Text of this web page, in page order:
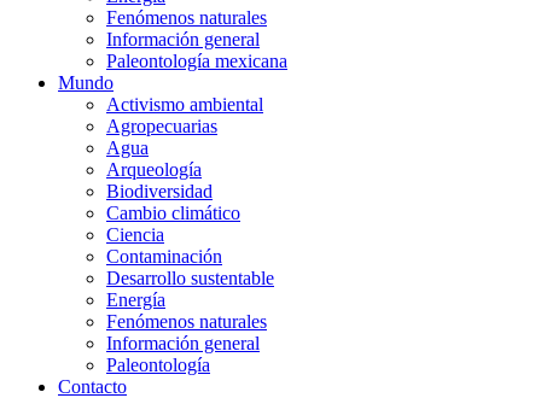
Fenómenos naturales
Información general
Paleontología mexicana
Mundo
Activismo ambiental
Agropecuarias
Agua
Arqueología
Biodiversidad
Cambio climático
Ciencia
Contaminación
Desarrollo sustentable
Energía
Fenómenos naturales
Información general
Paleontología
Contacto